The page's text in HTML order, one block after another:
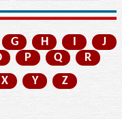
G H I
J
P Q
R
X Y Z